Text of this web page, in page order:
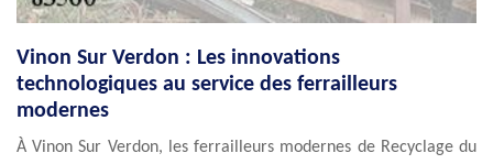
Vinon Sur Verdon : Les innovations
technologiques au service des ferrailleurs
modernes
À Vinon Sur Verdon, les ferrailleurs modernes de Recyclage du